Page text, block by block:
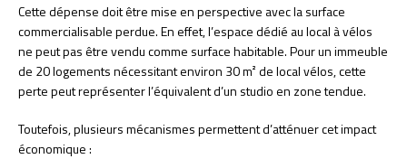
Cette dépense doit être mise en perspective avec la surface
commercialisable perdue. En effet, l’espace dédié au local à vélos
ne peut pas être vendu comme surface habitable. Pour un immeuble
de 20 logements nécessitant environ 30 m² de local vélos, cette
perte peut représenter l’équivalent d’un studio en zone tendue.
Toutefois, plusieurs mécanismes permettent d’atténuer cet impact
économique :